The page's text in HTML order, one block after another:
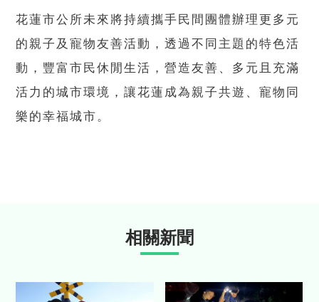
花蓮市公所未來將持續攜手民間團體辦理更多元
的親子及寵物友善活動，透過不同主題的特色活
動，豐富市民休閒生活，營造友善、多元且充滿
活力的城市環境，讓花蓮成為親子共遊、寵物同
樂的幸福城市。
相關新聞